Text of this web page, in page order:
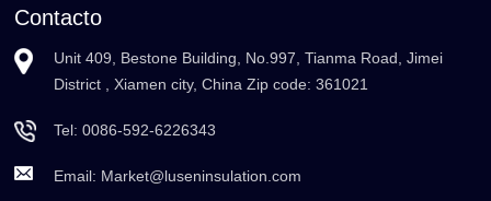
Contacto
Unit 409, Bestone Building, No.997, Tianma Road, Jimei
District , Xiamen city, China Zip code: 361021
Tel:0086-592-6226343
Email: Market@luseninsulation.com